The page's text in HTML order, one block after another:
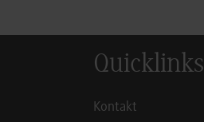
Quicklinks
Kontakt